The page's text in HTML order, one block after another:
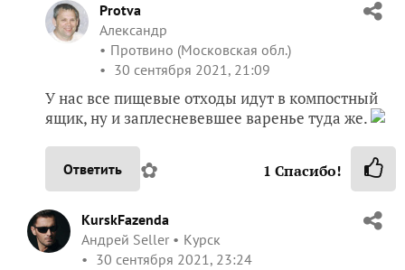
Protva
Александр
Протвино (Московская обл.)
30 сентября 2021, 21:09
У нас все пищевые отходы идут в компостный
ящик, ну и заплесневевшее варенье туда же.
Ответить ✿ 1 Спасибо!
KurskFazenda
Андрей Seller
Курск
30 сентября 2021, 23:24